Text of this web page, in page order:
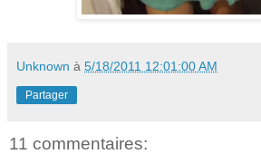
Unknown à 5/18/2011 12:01:00 AM
Partager
11 commentaires: